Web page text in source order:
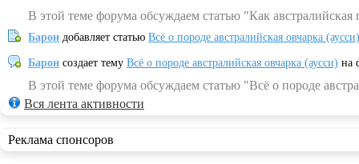
В этой теме форума обсуждаем статью "Как
Барон добавляет статью Всё о породе австралийская овчарка (аусси)
Барон создает тему Всё о породе австралийская овчарка (аусси) на
В этой теме форума обсуждаем статью "Всё о породе
Вся лента активности
Реклама спонсоров